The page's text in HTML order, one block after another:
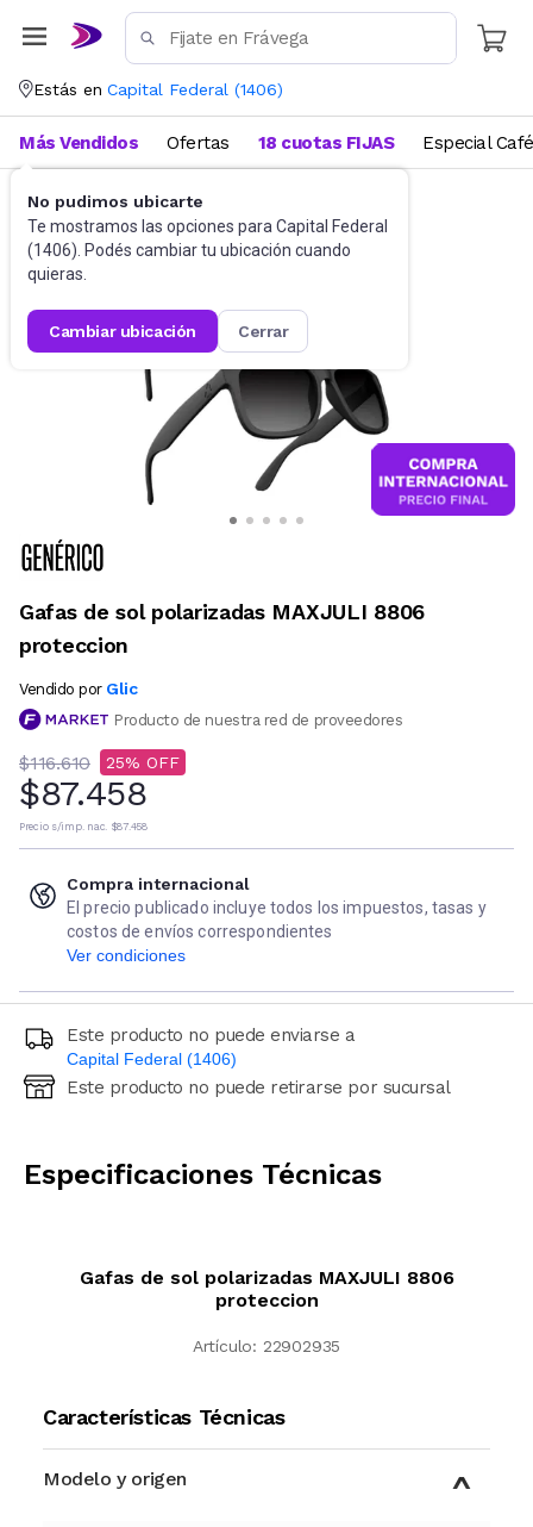
Estás en Capital Federal (1406)
No pudimos ubicarte
Te mostramos las opciones para Capital Federal
(1406). Podés cambiar tu ubicación cuando
quieras.
cambiar ubicación cerrar
Más Vendidos Ofertas 18 cuotas FIJAS Especial Café
Accesorios Anteojos de sol
Gafas de sol polarizadas MAXJULI 8806
proteccion
Vendido por Glic
Producto de nuestra red de proveedores
$116.610 25
$87.458
Precio s/imp. nac. $87.458
Compra internacional
El precio publicado incluye todos los impuestos, tasas y
costos de envíos correspondientes
Ver condiciones
Este producto no puede enviarse a
Capital Federal (1406)
Ingresá código postal (sólo números)
Este producto no puede retirarse por sucursal
Especificaciones Técnicas
Gafas de sol polarizadas MAXJULI 8806
proteccion
Artículo: 22902935
Características Técnicas
Modelo y origen